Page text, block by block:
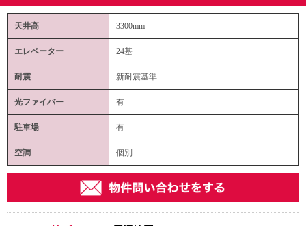
天井高 3300mm
エレベーター 24基
耐震 新耐震基準
光ファイバー 有
駐車場 有
空調 個別